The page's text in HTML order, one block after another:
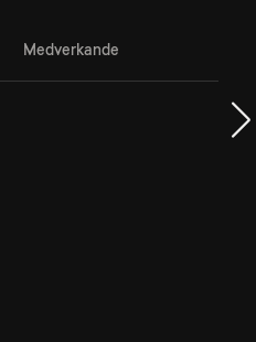
Medverkande